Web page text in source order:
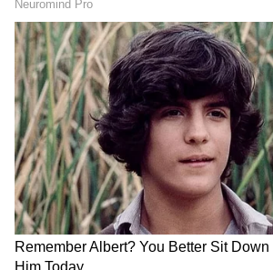
Related Articles
‘ಪೆದ್ದಿ’ ಟ್ರೇಲರ್‌ನಲ್ಲಿ ರಾಮ್ ಚರಣ್-ಶಿವಣ್ಣ
ರಿಷಬ್ ಶೆಟ್ಟಿ ನೀಡಿದ ಪ್ರತಿಕ್ರಿಯೆ ವೈರಲ್!
ರಕ್ಷಿತ್ ಶೆಟ್ಟಿ ಹುಟ್ಟುಹಬ್ಬಕ್ಕೆ ರಿಷಬ್ ಶೆಟ್ಟಿ ವಿಶೇಷ
ಸ್ನೇಹದ ಬಗ್ಗೆ ಹರಿದಾಡಿದ್ದ ವದಂತಿಗಳಿಗೆ ತೆರೆ!